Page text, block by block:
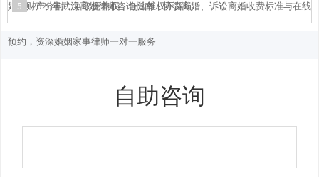
婚、财产分割、争取抚养权，合法维权不踩坑
5 2026年武汉离婚律师咨询指南：协议离婚、诉讼离婚收费标准与在线
预约，资深婚姻家事律师一对一服务
自助咨询